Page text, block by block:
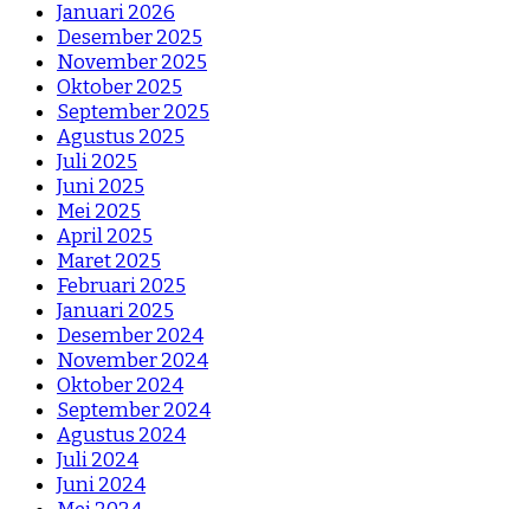
Januari 2026
Desember 2025
November 2025
Oktober 2025
September 2025
Agustus 2025
Juli 2025
Juni 2025
Mei 2025
April 2025
Maret 2025
Februari 2025
Januari 2025
Desember 2024
November 2024
Oktober 2024
September 2024
Agustus 2024
Juli 2024
Juni 2024